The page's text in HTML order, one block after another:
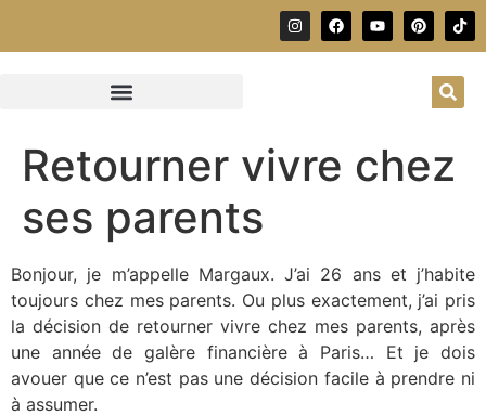
Retourner vivre chez
ses parents
Bonjour, je m’appelle Margaux. J’ai 26 ans et j’habite
toujours chez mes parents. Ou plus exactement, j’ai pris
la décision de retourner vivre chez mes parents, après
une année de galère financière à Paris… Et je dois
avouer que ce n’est pas une décision facile à prendre ni
à assumer.